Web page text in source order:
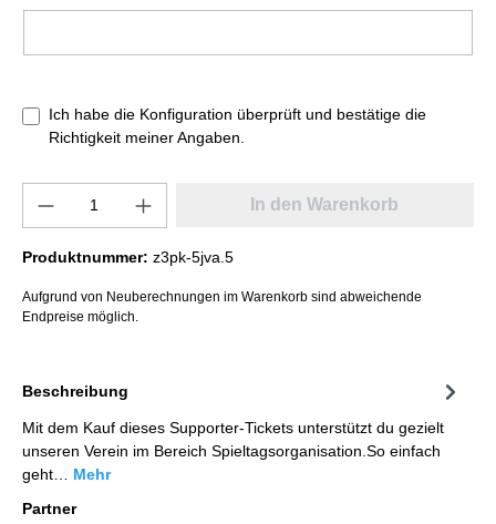
Ich habe die Konfiguration überprüft und bestätige die
Richtigkeit meiner Angaben.
In den Warenkorb
Produktnummer: z3pk-5jva.5
Aufgrund von Neuberechnungen im Warenkorb sind abweichende
Endpreise möglich.
Beschreibung
Mit dem Kauf dieses Supporter-Tickets unterstützt du gezielt
unseren Verein im Bereich Spieltagsorganisation.So einfach
geht… Mehr
Partner